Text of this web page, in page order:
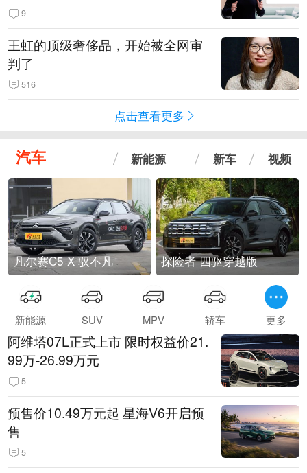
9
王虹的顶级奢侈品，开始被全网审
判了
516
点击查看更多
汽车 新能源 新车 视频
凡尔赛C5 X 驭不凡 探险者 四驱穿越版
新能源 SUV MPV 轿车 更多
阿维塔07L正式上市 限时权益价21.
99万-26.99万元
5
预售价10.49万元起 星海V6开启预
售
5